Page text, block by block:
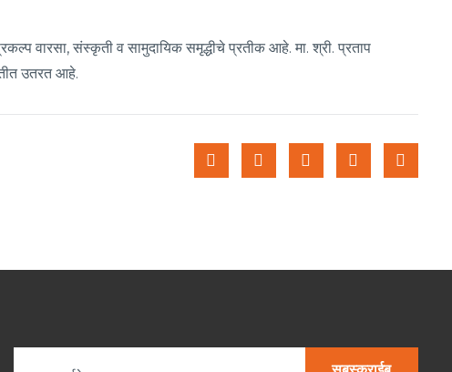
वारसा, संस्कृती व सामुदायिक समृद्धीचे प्रतीक आहे. मा. श्री. प्रताप
उतरत आहे.